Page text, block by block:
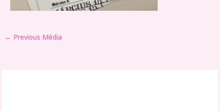
← Previous Média